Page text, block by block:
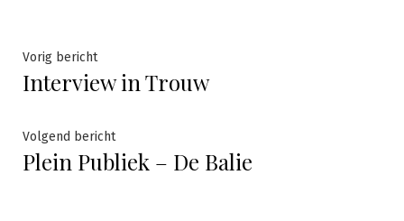
Bericht
navigatie
Vorig berichtVorig
bericht:
Interview in Trouw
Volgend berichtVolgend
bericht:
Plein Publiek – De Balie